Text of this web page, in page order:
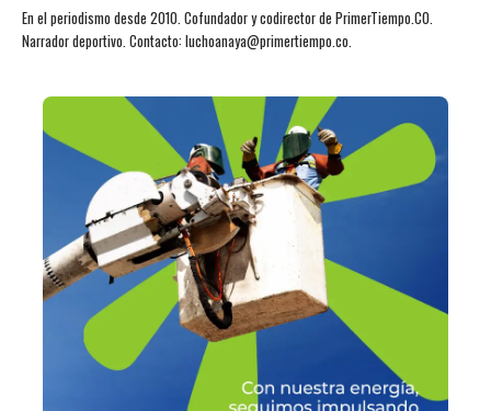
En el periodismo desde 2010. Cofundador y codirector de PrimerTiempo.CO.
Narrador deportivo. Contacto: luchoanaya@primertiempo.co.